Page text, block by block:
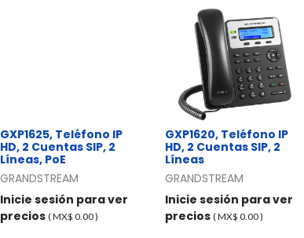
GXP1625, Teléfono IP
HD, 2 Cuentas SIP, 2
Líneas, PoE
GRANDSTREAM
Inicie sesión para ver
precios ( MX$ 0.00)
GXP1620, Teléfono IP
HD, 2 Cuentas SIP, 2
Líneas
GRANDSTREAM
Inicie sesión para ver
precios ( MX$ 0.00)